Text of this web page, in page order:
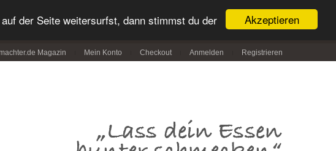
Akzeptieren
der Seite weitersurfst, dann stimmst du der
Magazin Mein Konto Checkout Anmelden Registrieren